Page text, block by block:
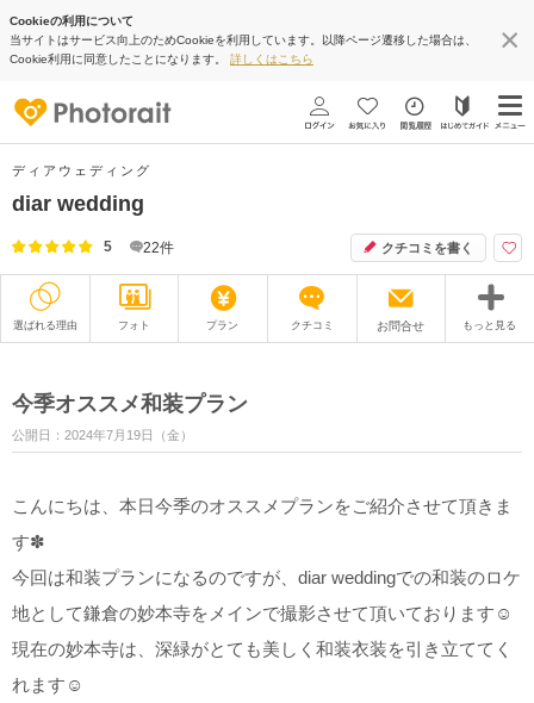
Cookieの利用について
当サイトはサービス向上のためCookieを利用しています。以降ページ遷移した場合は、
Cookie利用に同意したことになります。 詳しくはこちら
ディアウェディング
diar wedding
5 22件 クチコミを書く
選ばれる理由 フォト プラン クチコミ お問合せ もっと見る
衣装
アクセス/TEL スタジオトップ
今季オススメ和装プラン
公開日：2024年7月19日（金）
こんにちは、本日今季のオススメプランをご紹介させて頂きま
す✽
今回は和装プランになるのですが、diar weddingでの和装のロケ
地として鎌倉の妙本寺をメインで撮影させて頂いております☺︎
現在の妙本寺は、深緑がとても美しく和装衣装を引き立ててく
れます☺︎